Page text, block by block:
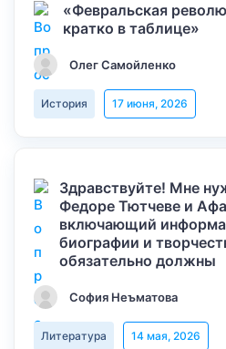
«Февральская
кратко в таблице»
Олег Самойленко
История 17 июня, 2026
Здравствуйте! Мне
Федоре Тютчеве и
включающий
биографии и
обязательно должны
София Неъматова
Литература 14 мая, 2026